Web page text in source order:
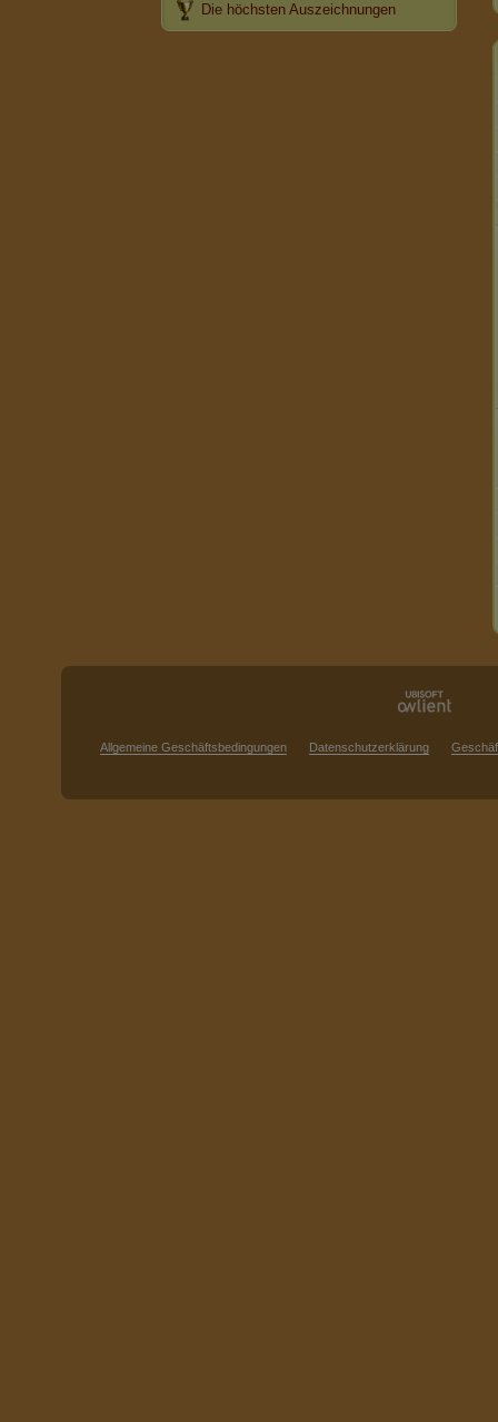
Die höchsten Auszeichnungen
Allgemeine Geschäftsbedingungen Datenschutzerklärung